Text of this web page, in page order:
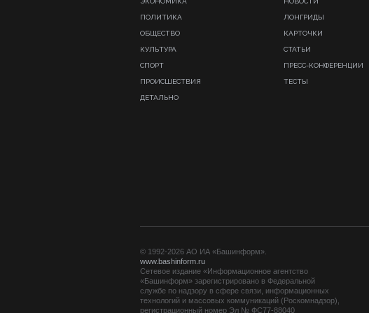
ПОЛИТИКА
ОБЩЕСТВО
КУЛЬТУРА
СПОРТ
ПРОИСШЕСТВИЯ
ДЕТАЛЬНО
ЛОНГРИДЫ
КАРТОЧКИ
СТАТЬИ
ПРЕСС-КОНФЕРЕНЦИИ
ТЕСТЫ
© 1992-2026 АО ИА «Башинформ».
www.bashinform.ru
Сетевое издание «Информационное агентство
«Башинформ» зарегистрировано в Федеральной
службе по надзору в сфере связи, информационных
технологий и массовых коммуникаций (Роскомнадзор),
регистрационный номер Эл № ФС77-88040